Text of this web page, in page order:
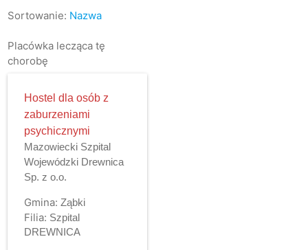
Sortowanie: Nazwa
Placówka lecząca tę
chorobę
Hostel dla osób z
zaburzeniami
psychicznymi
Mazowiecki Szpital
Wojewódzki Drewnica
Sp. z o.o.
Gmina: Ząbki
Filia: Szpital
DREWNICA